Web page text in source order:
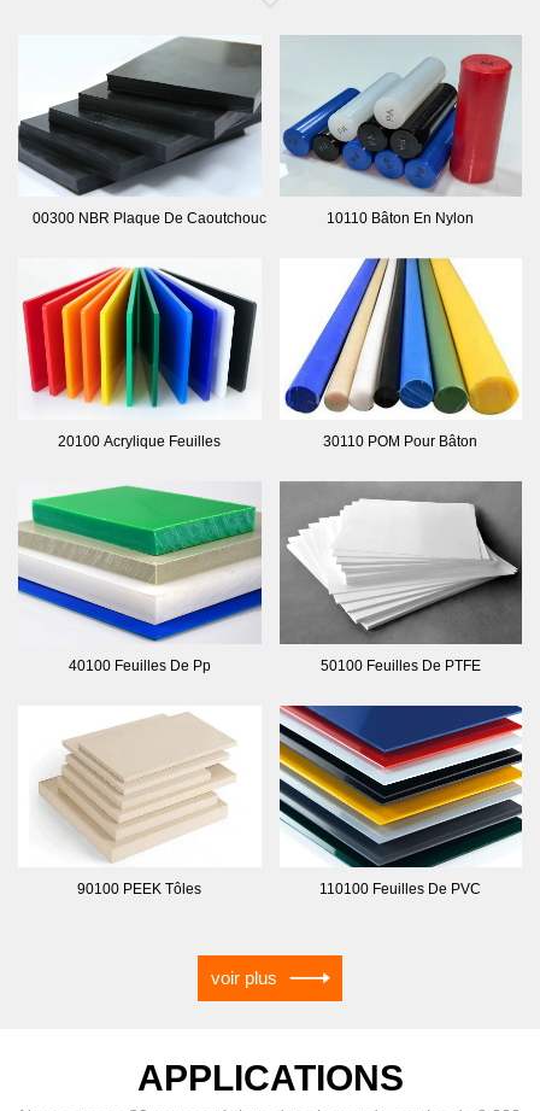
00300 NBR Plaque De Caoutchouc 10110 Bâton En Nylon
20100 Acrylique Feuilles 30110 POM Pour Bâton
40100 Feuilles De Pp 50100 Feuilles De PTFE
90100 PEEK Tôles 110100 Feuilles De PVC
voir plus
APPLICATIONS